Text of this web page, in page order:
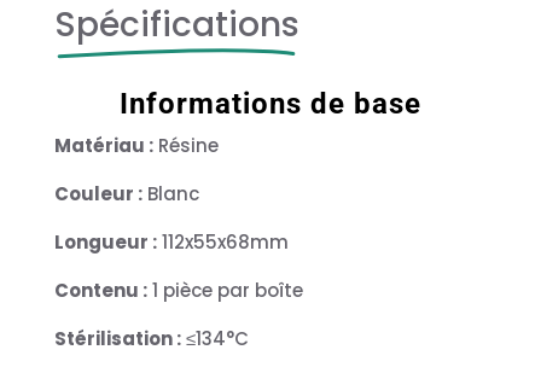
Spécifications
Informations de base
Matériau :Résine
Couleur :Blanc
Longueur :112x55x68mm
Contenu :1 pièce par boîte
Stérilisation :≤134°C